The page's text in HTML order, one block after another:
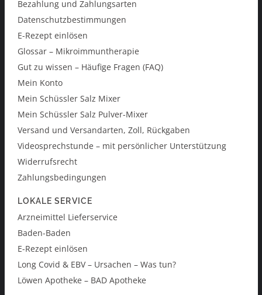
Bezahlung und Zahlungsarten
Datenschutzbestimmungen
E-Rezept einlösen
Glossar – Mikroimmuntherapie
Gut zu wissen – Häufige Fragen (FAQ)
Mein Konto
Mein Schüssler Salz Mixer
Mein Schüssler Salz Pulver-Mixer
Versand und Versandarten, Zoll, Rückgaben
Videosprechstunde – mit persönlicher Unterstützung
Widerrufsrecht
Zahlungsbedingungen
LOKALE SERVICE
Arzneimittel Lieferservice
Baden-Baden
E-Rezept einlösen
Long Covid & EBV – Ursachen – Was tun?
Löwen Apotheke – BAD Apotheke